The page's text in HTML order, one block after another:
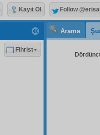
Arama
Fihrist
Kayıt Ol Follow